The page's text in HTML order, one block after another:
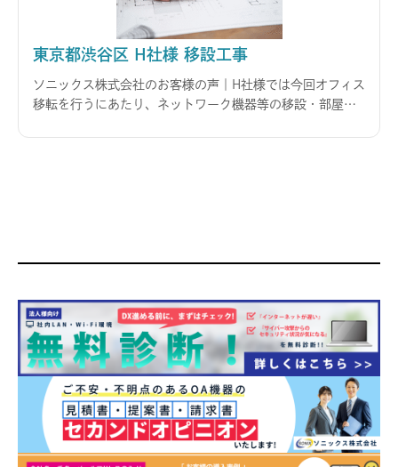
東京都渋谷区 H社様 移設工事
ソニックス株式会社のお客様の声｜H社様では今回オフィス
移転を行うにあたり、ネットワーク機器等の移設・部屋間